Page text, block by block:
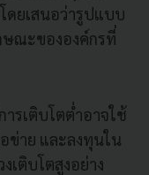
ดยเสนอว่ารูปแบบ
ษณะขององค์กรที่
รเติบโตต่ำอาจใช้
อข่าย และลงทุนใน
ติบโตสูงอย่าง